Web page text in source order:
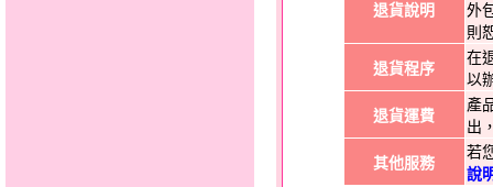
退貨說明
外
則
退貨程序
在
以
退貨運費
產
出
其他服務
若
說